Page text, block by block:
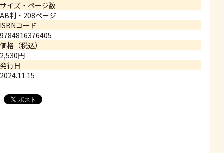
サイズ・ページ数
AB判・208ページ
ISBNコード
9784816376405
価格（税込）
2,530円
発行日
2024.11.15